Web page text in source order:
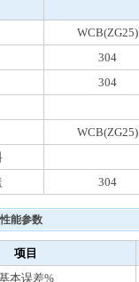
WCB(ZG25)
304
304
WCB(ZG25)
304
能参数
项目
本误差%